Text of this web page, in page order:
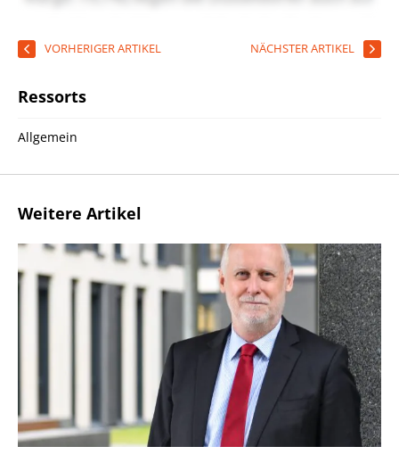
VORHERIGER ARTIKEL NÄCHSTER ARTIKEL
Ressorts
Allgemein
Weitere Artikel